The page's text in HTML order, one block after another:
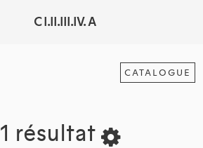
C I.II.III.IV. A
CATALOGUE
1 résultat